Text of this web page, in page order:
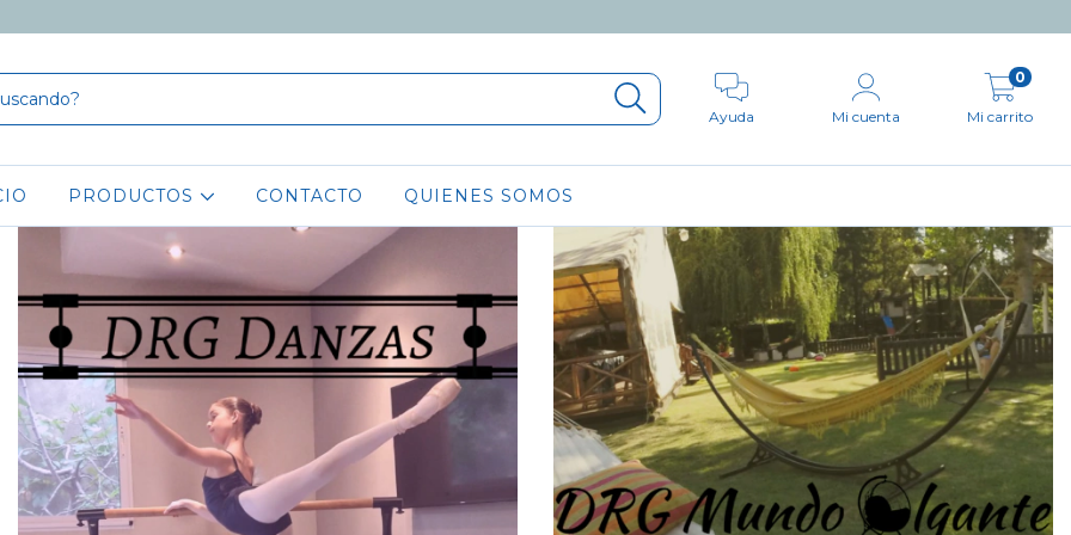
Ayuda Mi cuenta Mi carrito
0
PRODUCTOS CONTACTO QUIENES SOMOS